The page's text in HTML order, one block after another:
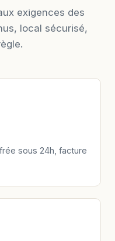
exigences des
local sécurisé,
sous 24h, facture